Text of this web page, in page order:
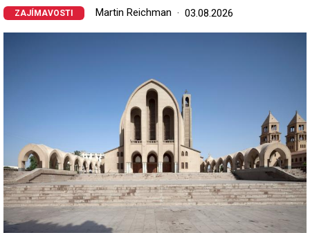
ZAJÍMAVOSTI Martin Reichman 03.08.2026